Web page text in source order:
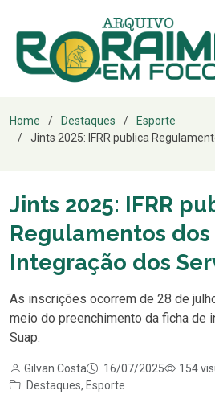
Home Destaques
Esporte
Jints 2025: IFRR publica
Jints 2025: IFRR
Regulamentos dos
Integração dos
As inscrições ocorrem de 28 de
meio do preenchimento da ficha de
Suap.
Gilvan Costa 16/07/2025
154
Destaques, Esporte